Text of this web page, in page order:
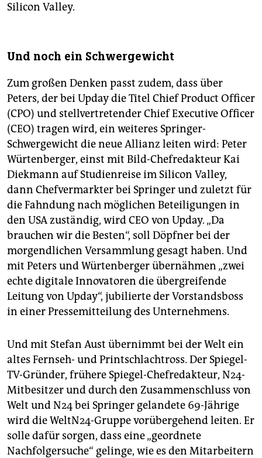
Silicon Valley.
Und noch ein Schwergewicht
Zum großen Denken passt zudem, dass über
Peters, der bei Upday die Titel Chief Product Officer
(CPO) und stellvertretender Chief Executive Officer
(CEO) tragen wird, ein weiteres Springer-
Schwergewicht die neue Allianz leiten wird: Peter
Würtenberger, einst mit Bild-Chefredakteur Kai
Diekmann auf Studienreise im Silicon Valley,
dann Chefvermarkter bei Springer und zuletzt für
die Fahndung nach möglichen Beteiligungen in
den USA zuständig, wird CEO von Upday. „Da
brauchen wir die Besten“, soll Döpfner bei der
morgendlichen Versammlung gesagt haben. Und
mit Peters und Würtenberger übernähmen „zwei
echte digitale Innovatoren die übergreifende
Leitung von Upday“, jubilierte der Vorstandsboss
in einer Pressemitteilung des Unternehmens.
Und mit Stefan Aust übernimmt bei der Welt ein
altes Fernseh- und Printschlachtross. Der Spiegel-
TV-Gründer, frühere Spiegel-Chefredakteur, N24-
Mitbesitzer und durch den Zusammenschluss von
Welt und N24 bei Springer gelandete 69-Jährige
wird die WeltN24-Gruppe vorübergehend leiten. Er
solle dafür sorgen, dass eine „geordnete
Nachfolgersuche“ gelinge, wie es den Mitarbeitern